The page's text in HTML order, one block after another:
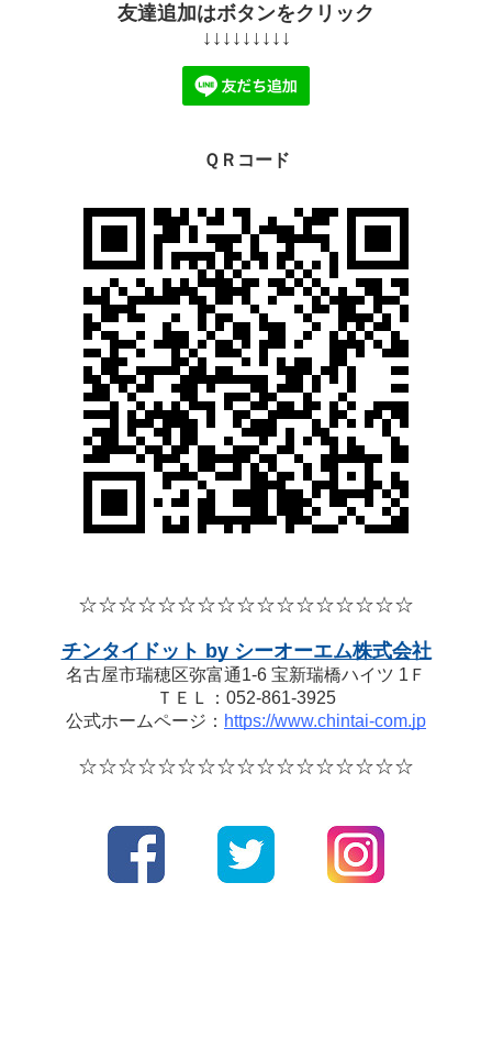
友達追加はボタンをクリック
↓↓↓↓↓↓↓↓↓
ＱＲコード
☆☆☆☆☆☆☆☆☆☆☆☆☆☆☆☆☆
チンタイドット by シーオーエム株式会社
名古屋市瑞穂区弥富通1-6 宝新瑞橋ハイツ 1Ｆ
ＴＥＬ：052-861-3925
公式ホームページ： https://www.chintai-com.jp
☆☆☆☆☆☆☆☆☆☆☆☆☆☆☆☆☆